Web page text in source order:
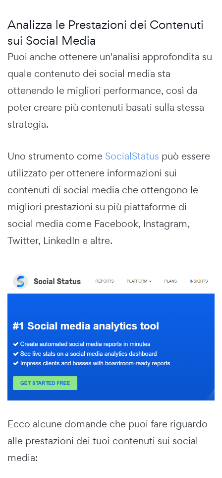
Analizza le Prestazioni dei Contenuti
sui Social Media
Puoi anche ottenere un'analisi approfondita su
quale contenuto dei social media sta
ottenendo le migliori performance, così da
poter creare più contenuti basati sulla stessa
strategia.
Uno strumento come SocialStatus può essere
utilizzato per ottenere informazioni sui
contenuti di social media che ottengono le
migliori prestazioni su più piattaforme di
social media come Facebook, Instagram,
Twitter, LinkedIn e altre.
Ecco alcune domande che puoi fare riguardo
alle prestazioni dei tuoi contenuti sui social
media: